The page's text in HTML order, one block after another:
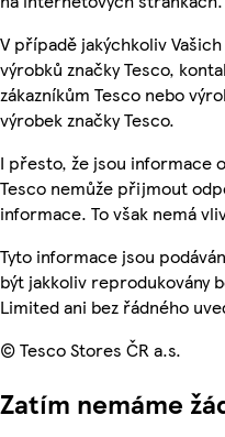
V případě jakýchkoliv
výrobků značky Tesco,
zákazníkům Tesco nebo
výrobek značky Tesco.
I přesto, že jsou informace
Tesco nemůže přijmout
informace. To však nemá
Tyto informace jsou
být jakkoliv reprodukovány
Limited ani bez řádného
© Tesco Stores ČR a.s.
Zatím nemáme